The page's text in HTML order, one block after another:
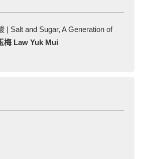
| Salt and Sugar, A Generation of
梅 Law Yuk Mui